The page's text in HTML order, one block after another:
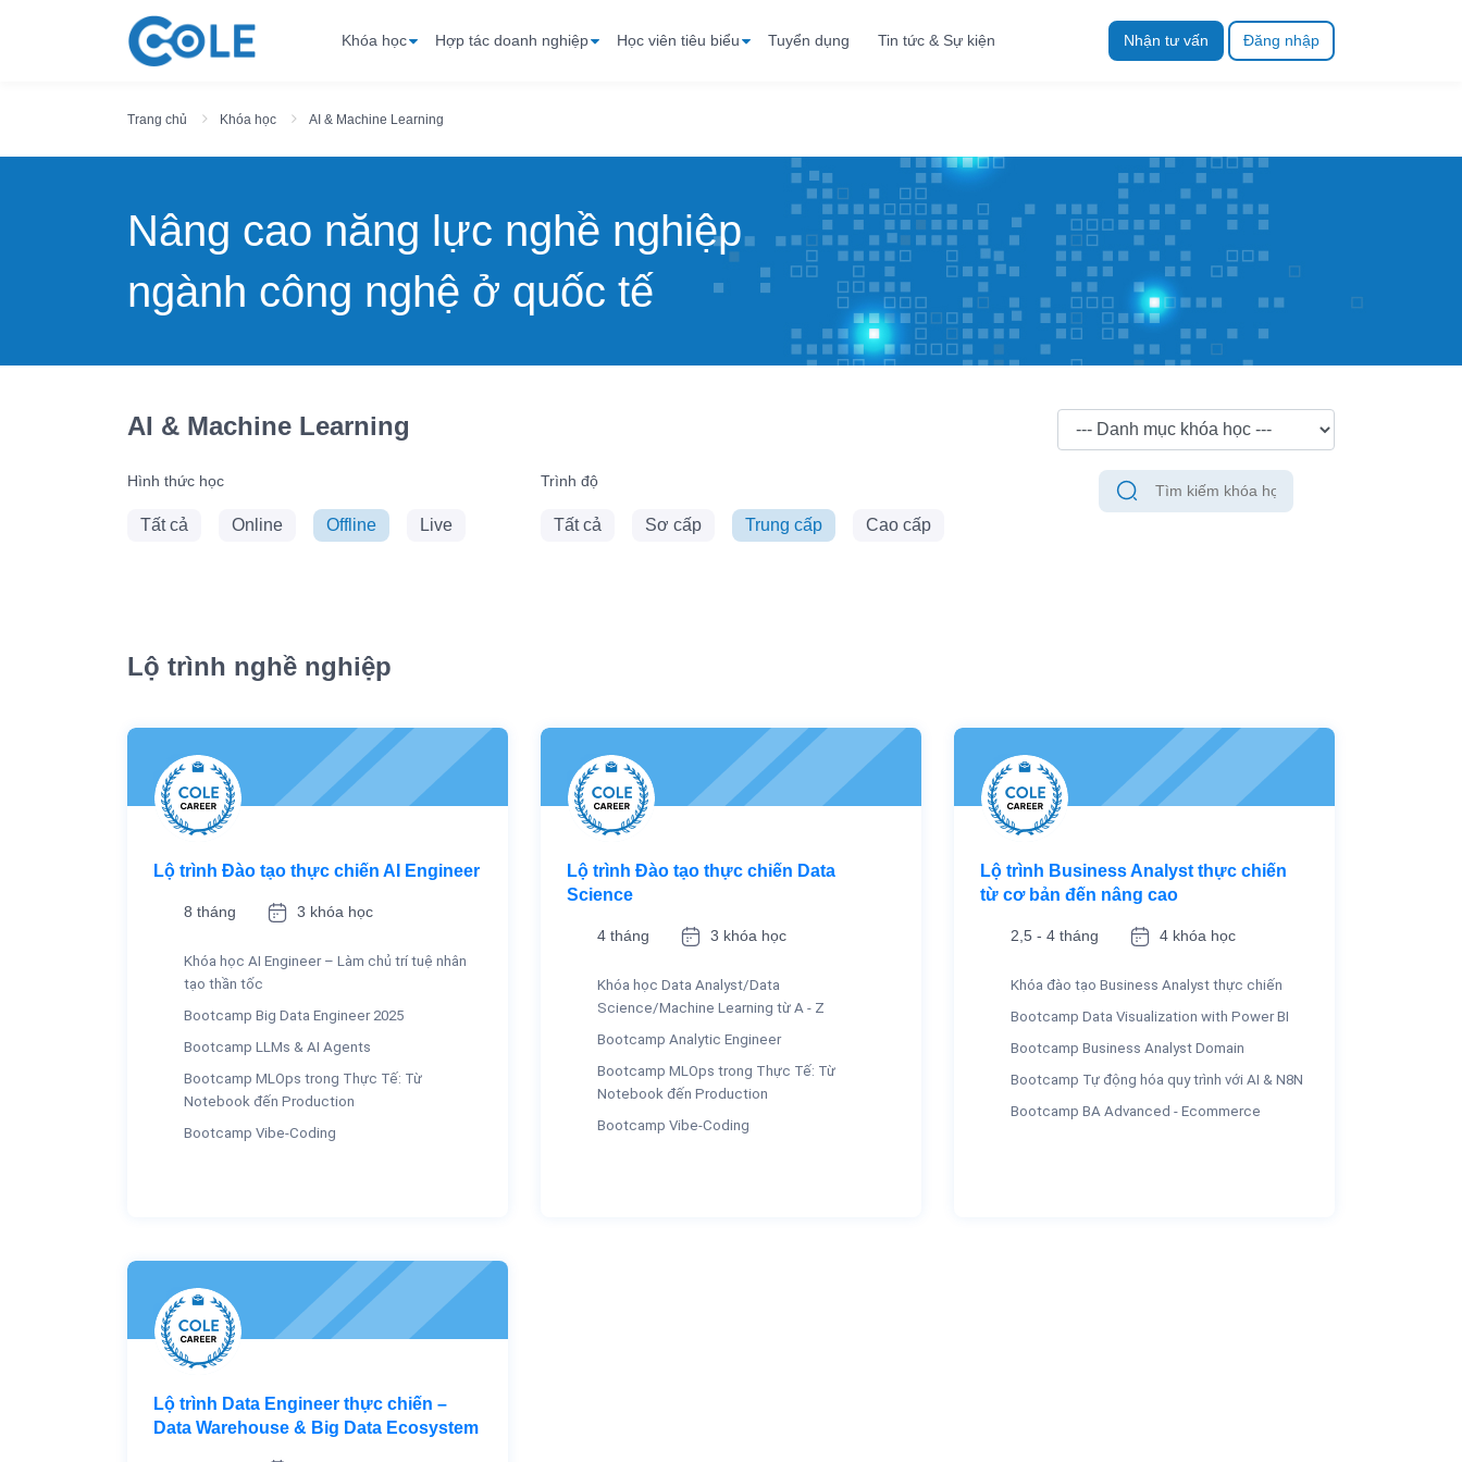
Khóa học Hợp tác doanh nghiệp Học viên tiêu biểu Tuyển dụng Tin tức & Sự kiện Nhận tư vấn Đăng nhập
Trang chủ Khóa học AI & Machine Learning
Nâng cao năng lực nghề nghiệp
ngành công nghệ ở quốc tế
AI & Machine Learning
Hình thức học
Tất cả Online Offline Live
Trình độ
Tất cả Sơ cấp Trung cấp Cao cấp
Lộ trình nghề nghiệp
Lộ trình Đào tạo thực chiến AI Engineer
8 tháng 3 khóa học
Khóa học AI Engineer – Làm chủ trí tuệ nhân
tạo thần tốc
Bootcamp Big Data Engineer 2025
Bootcamp LLMs & AI Agents
Bootcamp MLOps trong Thực Tế: Từ
Notebook đến Production
Bootcamp Vibe-Coding
Lộ trình Đào tạo thực chiến Data
Science
4 tháng 3 khóa học
Khóa học Data Analyst/Data
Science/Machine Learning từ A - Z
Bootcamp Analytic Engineer
Bootcamp MLOps trong Thực Tế: Từ
Notebook đến Production
Bootcamp Vibe-Coding
Lộ trình Business Analyst thực chiến
từ cơ bản đến nâng cao
2,5 - 4 tháng 4 khóa học
Khóa đào tạo Business Analyst thực chiến
Bootcamp Data Visualization with Power BI
Bootcamp Business Analyst Domain
Bootcamp Tự động hóa quy trình với AI & N8N
Bootcamp BA Advanced - Ecommerce
Lộ trình Data Engineer thực chiến –
Data Warehouse & Big Data Ecosystem